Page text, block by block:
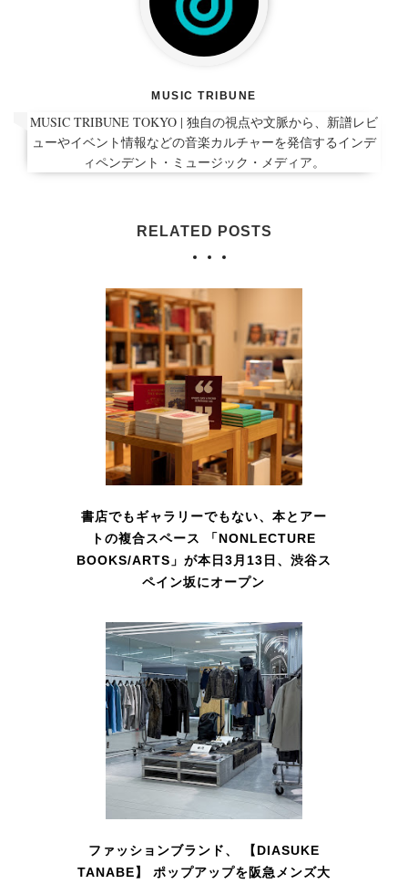
MUSIC TRIBUNE
MUSIC TRIBUNE TOKYO | 独自の視点や文脈から、新譜レビ
ューやイベント情報などの音楽カルチャーを発信するインデ
ィペンデント・ミュージック・メディア。
RELATED POSTS
書店でもギャラリーでもない、本とアー
トの複合スペース 「NONLECTURE
BOOKS/ARTS」が本日3月13日、渋谷ス
ペイン坂にオープン
ファッションブランド、 【DIASUKE
TANABE】 ポップアップを阪急メンズ大